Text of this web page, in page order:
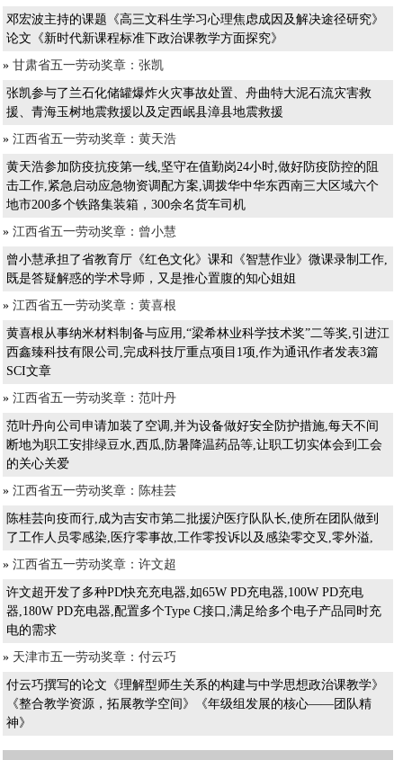
邓宏波主持的课题《高三文科生学习心理焦虑成因及解决途径研究》
论文《新时代新课程标准下政治课教学方面探究》
» 甘肃省五一劳动奖章：张凯
张凯参与了兰石化储罐爆炸火灾事故处置、舟曲特大泥石流灾害救
援、青海玉树地震救援以及定西岷县漳县地震救援
» 江西省五一劳动奖章：黄天浩
黄天浩参加防疫抗疫第一线,坚守在值勤岗24小时,做好防疫防控的阻
击工作,紧急启动应急物资调配方案,调拨华中华东西南三大区域六个
地市200多个铁路集装箱，300余名货车司机
» 江西省五一劳动奖章：曾小慧
曾小慧承担了省教育厅《红色文化》课和《智慧作业》微课录制工作,
既是答疑解惑的学术导师，又是推心置腹的知心姐姐
» 江西省五一劳动奖章：黄喜根
黄喜根从事纳米材料制备与应用,“梁希林业科学技术奖”二等奖,引进江
西鑫臻科技有限公司,完成科技厅重点项目1项,作为通讯作者发表3篇
SCI文章
» 江西省五一劳动奖章：范叶丹
范叶丹向公司申请加装了空调,并为设备做好安全防护措施,每天不间
断地为职工安排绿豆水,西瓜,防暑降温药品等,让职工切实体会到工会
的关心关爱
» 江西省五一劳动奖章：陈桂芸
陈桂芸向疫而行,成为吉安市第二批援沪医疗队队长,使所在团队做到
了工作人员零感染,医疗零事故,工作零投诉以及感染零交叉,零外溢,
» 江西省五一劳动奖章：许文超
许文超开发了多种PD快充充电器,如65W PD充电器,100W PD充电
器,180W PD充电器,配置多个Type C接口,满足给多个电子产品同时充
电的需求
» 天津市五一劳动奖章：付云巧
付云巧撰写的论文《理解型师生关系的构建与中学思想政治课教学》
《整合教学资源，拓展教学空间》《年级组发展的核心——团队精
神》